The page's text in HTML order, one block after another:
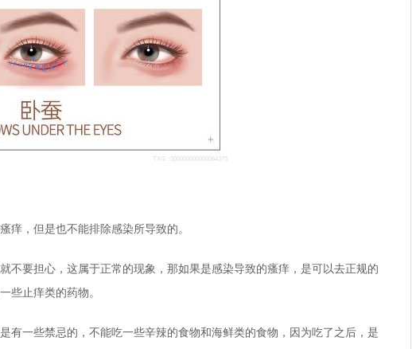
痒，但是也不能排除感染所导致的。
不要担心，这属于正常的现象，那如果是感染导致的瘙痒，是可以去正规的
些止痒类的药物。
有一些禁忌的，不能吃一些辛辣的食物和海鲜类的食物，因为吃了之后，是